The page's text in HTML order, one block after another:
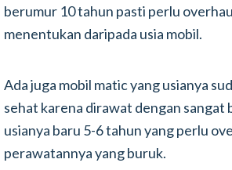
berumur 10 tahun pasti perlu
menentukan daripada usia mobil.
Ada juga mobil matic yang usianya
sehat karena dirawat dengan sangat
usianya baru 5-6 tahun yang perlu
perawatannya yang buruk.